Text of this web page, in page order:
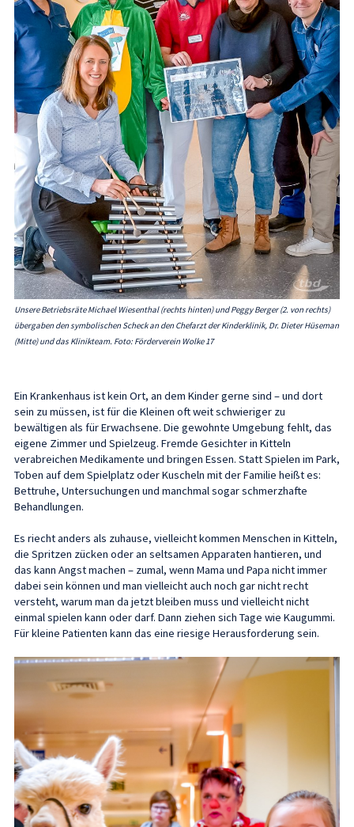
Unsere Betriebsräte Michael Wiesenthal (rechts hinten) und Peggy Berger (2. von rechts)
übergaben den symbolischen Scheck an den Chefarzt der Kinderklinik, Dr. Dieter Hüseman
(Mitte) und das Klinikteam. Foto: Förderverein Wolke 17
Ein Krankenhaus ist kein Ort, an dem Kinder gerne sind – und dort
sein zu müssen, ist für die Kleinen oft weit schwieriger zu
bewältigen als für Erwachsene. Die gewohnte Umgebung fehlt, das
eigene Zimmer und Spielzeug. Fremde Gesichter in Kitteln
verabreichen Medikamente und bringen Essen. Statt Spielen im Park,
Toben auf dem Spielplatz oder Kuscheln mit der Familie heißt es:
Bettruhe, Untersuchungen und manchmal sogar schmerzhafte
Behandlungen.
Es riecht anders als zuhause, vielleicht kommen Menschen in Kitteln,
die Spritzen zücken oder an seltsamen Apparaten hantieren, und
das kann Angst machen – zumal, wenn Mama und Papa nicht immer
dabei sein können und man vielleicht auch noch gar nicht recht
versteht, warum man da jetzt bleiben muss und vielleicht nicht
einmal spielen kann oder darf. Dann ziehen sich Tage wie Kaugummi.
Für kleine Patienten kann das eine riesige Herausforderung sein.